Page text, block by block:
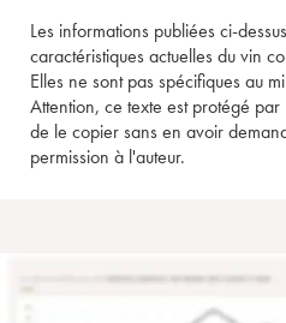
Les informations publiées ci-
caractéristiques actuelles du vin
Elles ne sont pas spécifiques au
Attention, ce texte est protégé
de le copier sans en avoir
permission à l'auteur.